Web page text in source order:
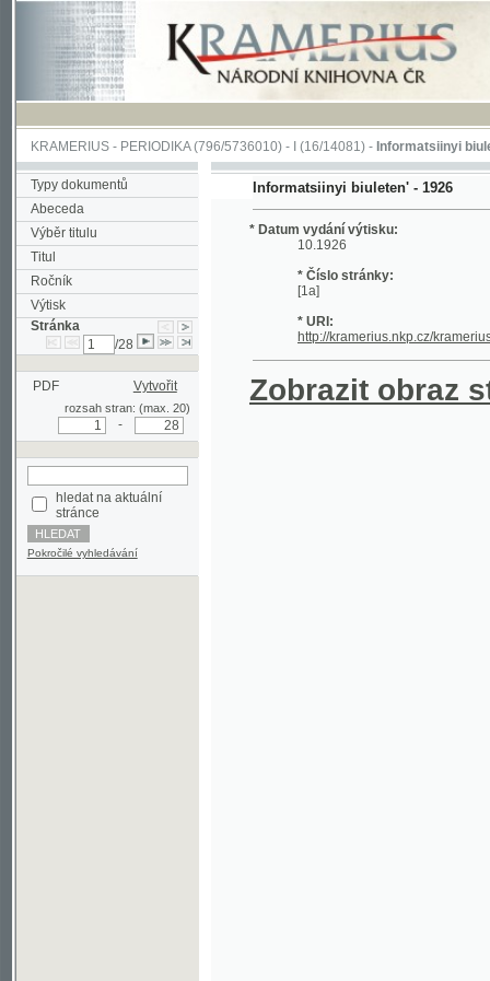
KRAMERIUS-PERIODIKA(796/5736010) -I(16/14081) -Informatsiinyi biuleten'(1/
Typy dokumentů
Abeceda
Výběr titulu
Titul
Ročník
Výtisk
Stránka
PDF Vytvořit
rozsah stran: (max. 20)
stránce
Pokročilé vyhledávání
Informatsiinyi biuleten' - 1926
* Datum vydání výtisku:
10.1926
* Číslo stránky:
* URI:
Zobrazit obraz